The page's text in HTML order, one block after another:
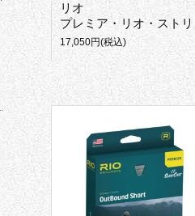
リオ
プレミア・リオ・ストリーマーティップ
17,050円(税込)